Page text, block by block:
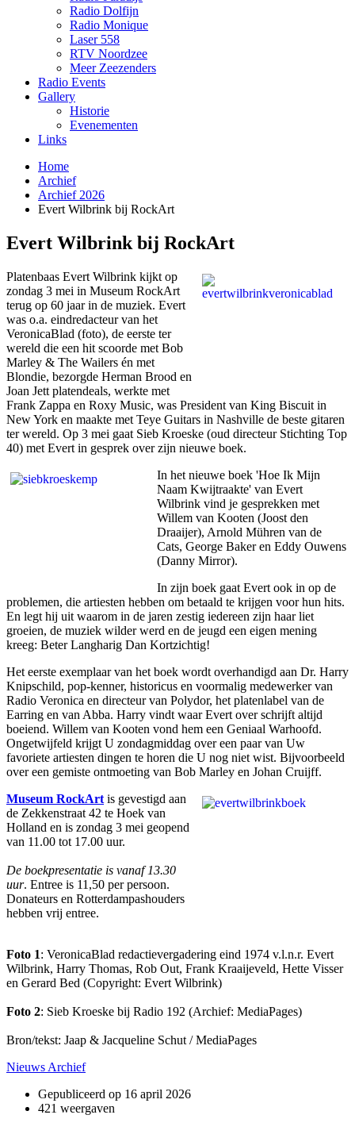
Radio Dolfijn
Radio Monique
Laser 558
RTV Noordzee
Meer Zeezenders
Radio Events
Gallery
Historie
Evenementen
Links
Home
Archief
Archief 2026
Evert Wilbrink bij RockArt
Evert Wilbrink bij RockArt
Platenbaas Evert Wilbrink kijkt op
zondag 3 mei in Museum RockArt
terug op 60 jaar in de muziek. Evert
was o.a. eindredacteur van het
VeronicaBlad (foto), de eerste ter
wereld die een hit scoorde met Bob
Marley & The Wailers én met
Blondie, bezorgde Herman Brood en
Joan Jett platendeals, werkte met
Frank Zappa en Roxy Music, was President van King Biscuit in
New York en maakte met Teye Guitars in Nashville de beste gitaren
ter wereld. Op 3 mei gaat Sieb Kroeske (oud directeur Stichting Top
40) met Evert in gesprek over zijn nieuwe boek.
In het nieuwe boek 'Hoe Ik Mijn
Naam Kwijtraakte' van Evert
Wilbrink vind je gesprekken met
Willem van Kooten (Joost den
Draaijer), Arnold Mühren van de
Cats, George Baker en Eddy Ouwens
(Danny Mirror).
In zijn boek gaat Evert ook in op de
problemen, die artiesten hebben om betaald te krijgen voor hun hits.
En legt hij uit waarom in de jaren zestig iedereen zijn haar liet
groeien, de muziek wilder werd en de jeugd een eigen mening
kreeg: Beter Langharig Dan Kortzichtig!
Het eerste exemplaar van het boek wordt overhandigd aan Dr. Harry
Knipschild, pop-kenner, historicus en voormalig medewerker van
Radio Veronica en directeur van Polydor, het platenlabel van de
Earring en van Abba. Harry vindt waar Evert over schrijft altijd
boeiend. Willem van Kooten vond hem een Geniaal Warhoofd.
Ongetwijfeld krijgt U zondagmiddag over een paar van Uw
favoriete artiesten dingen te horen die U nog niet wist. Bijvoorbeeld
over een gemiste ontmoeting van Bob Marley en Johan Cruijff.
Museum RockArt is gevestigd aan
de Zekkenstraat 42 te Hoek van
Holland en is zondag 3 mei geopend
van 11.00 tot 17.00 uur.
De boekpresentatie is vanaf 13.30
uur. Entree is 11,50 per persoon.
Donateurs en Rotterdampashouders
hebben vrij entree.
Foto 1: VeronicaBlad redactievergadering eind 1974 v.l.n.r. Evert
Wilbrink, Harry Thomas, Rob Out, Frank Kraaijeveld, Hette Visser
en Gerard Bed (Copyright: Evert Wilbrink)
Foto 2: Sieb Kroeske bij Radio 192 (Archief: MediaPages)
Bron/tekst: Jaap & Jacqueline Schut / MediaPages
Nieuws Archief
Gepubliceerd op 16 april 2026
421 weergaven